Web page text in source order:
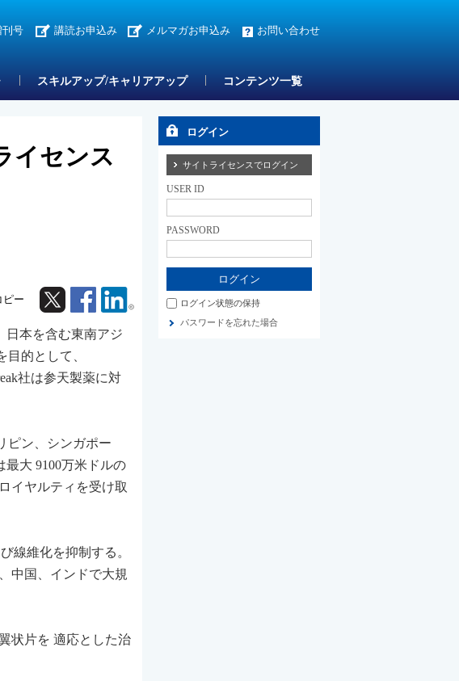
号 講読お申込み メルマガお申込み お問い合わせ
スキルアップ/キャリアアップ コンテンツ一覧
イセンス
ピー Twitter Facebook Linkedin
日本を含む東南アジ
的として、
社は参天製薬に対
ピン、シンガポー
最大 9100万米ドルの
イヤルティを受け取
線維化を抑制する。
中国、インドで大規
状片を 適応とした治
ログイン
サイトライセンスでログイン
USER ID
PASSWORD
ログイン状態の保持
パスワードを忘れた場合